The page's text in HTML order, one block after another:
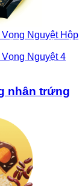
Nguyệt Hộp
Nguyệt 4
nhân trứng